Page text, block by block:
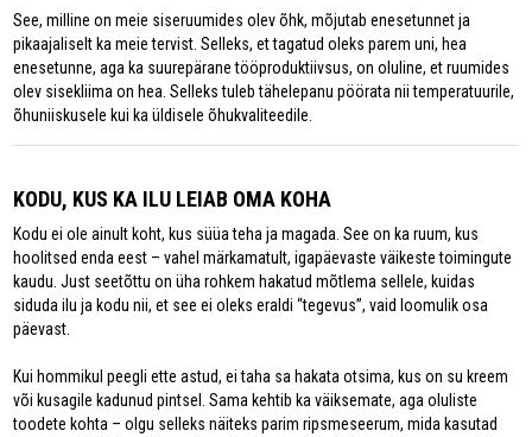
See, milline on meie siseruumides olev õhk, mõjutab enesetunnet ja
pikaajaliselt ka meie tervist. Selleks, et tagatud oleks parem uni, hea
enesetunne, aga ka suurepärane tööproduktiivsus, on oluline, et ruumides
olev sisekliima on hea. Selleks tuleb tähelepanu pöörata nii temperatuurile,
õhuniiskusele kui ka üldisele õhukvaliteedile.
KODU, KUS KA ILU LEIAB OMA KOHA
Kodu ei ole ainult koht, kus süüa teha ja magada. See on ka ruum, kus
hoolitsed enda eest – vahel märkamatult, igapäevaste väikeste toimingute
kaudu. Just seetõttu on üha rohkem hakatud mõtlema sellele, kuidas
siduda ilu ja kodu nii, et see ei oleks eraldi “tegevus”, vaid loomulik osa
päevast.
Kui hommikul peegli ette astud, ei taha sa hakata otsima, kus on su kreem
või kusagile kadunud pintsel. Sama kehtib ka väiksemate, aga oluliste
toodete kohta – olgu selleks näiteks parim ripsmeseerum, mida kasutad